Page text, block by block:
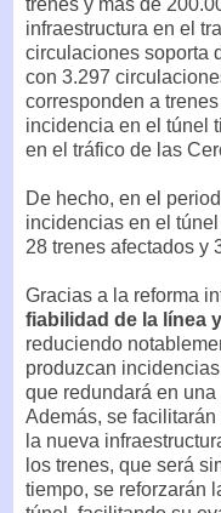
infraestructura en el
circulaciones soporta
con 3.297
corresponden a
incidencia en el túnel
en el tráfico de las
De hecho, en el
incidencias en el
28 trenes afectados y
Gracias a la reforma
fiabilidad de la línea
reduciendo
produzcan
que redundará en
Además, se
la nueva
los trenes, que será
tiempo, se reforzarán